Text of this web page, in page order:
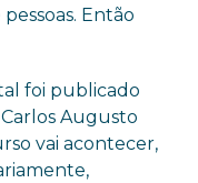
Então
foi publicado
Augusto
vai acontecer,